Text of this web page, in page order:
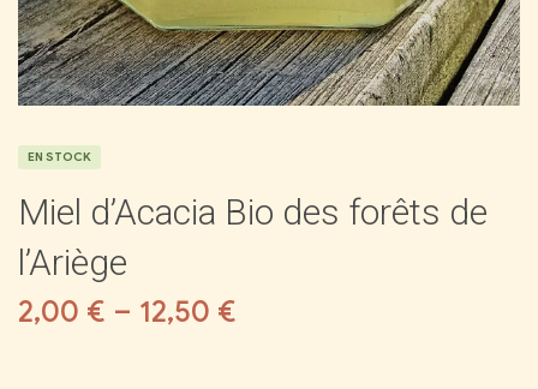
EN STOCK
Miel d’Acacia Bio des forêts de
l’Ariège
2,00 € – 12,50 €